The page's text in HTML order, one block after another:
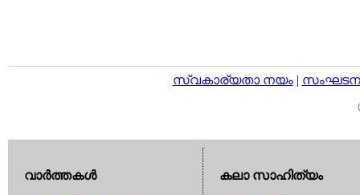
സ്വകാര്യതാ നയം|
വാര്‍ത്തകള്‍
കലാ സാഹിത്യം